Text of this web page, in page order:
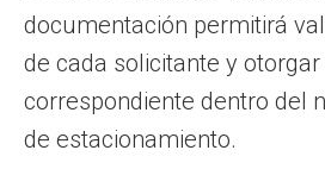
documentación permitirá
de cada solicitante y
correspondiente dentro del
de estacionamiento.